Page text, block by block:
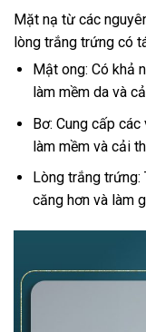
Mặt nạ từ các
lòng trắng trứng có
Mật ong: Có khả
làm mềm da và
Bơ: Cung cấp
làm mềm và cải
Lòng trắng
căng hơn và làm